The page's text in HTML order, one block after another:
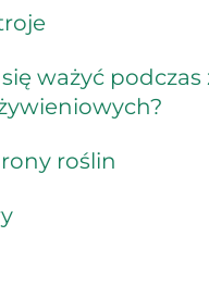
ważyć
roślin